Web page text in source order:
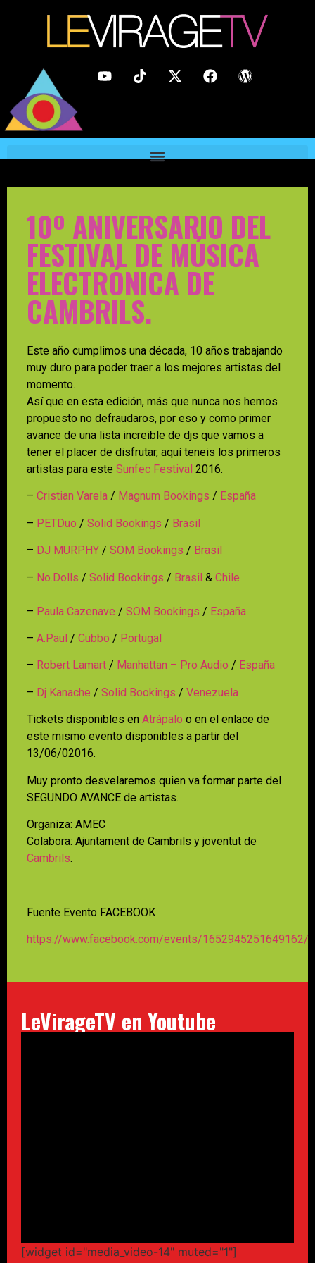
10º ANIVERSARIO DEL
FESTIVAL DE MÚSICA
ELECTRÓNICA DE
CAMBRILS.
Este año cumplimos una década, 10 años trabajando
muy duro para poder traer a los mejores artistas del
momento.
Así que en esta edición, más que nunca nos hemos
propuesto no defraudaros, por eso y como primer
avance de una lista increible de djs que vamos a
tener el placer de disfrutar, aquí teneis los primeros
artistas para este Sunfec Festival 2016.
– Cristian Varela / Magnum Bookings / España
– PETDuo / Solid Bookings / Brasil
– DJ MURPHY / SOM Bookings / Brasil
– No.Dolls / Solid Bookings / Brasil & Chile
– Paula Cazenave / SOM Bookings / España
– A.Paul / Cubbo / Portugal
– Robert Lamart / Manhattan – Pro Audio / España
– Dj Kanache / Solid Bookings / Venezuela
Tickets disponibles en Atrápalo o en el enlace de
este mismo evento disponibles a partir del
13/06/02016.
Muy pronto desvelaremos quien va formar parte del
SEGUNDO AVANCE de artistas.
Organiza: AMEC
Colabora: Ajuntament de Cambrils y joventut de
Cambrils.
Fuente Evento FACEBOOK
https://www.facebook.com/events/1652945251649162/
LeVirageTV en Youtube
[widget id="media_video-14" muted="1"]